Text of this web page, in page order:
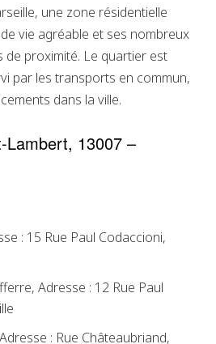
une zone résidentielle
vie agréable et ses nombreux
de proximité. Le quartier est
par les transports en commun,
dans la ville.
Lambert, 13007 –
: 15 Rue Paul Codaccioni,
Adresse : 12 Rue Paul
: Rue Châteaubriand,